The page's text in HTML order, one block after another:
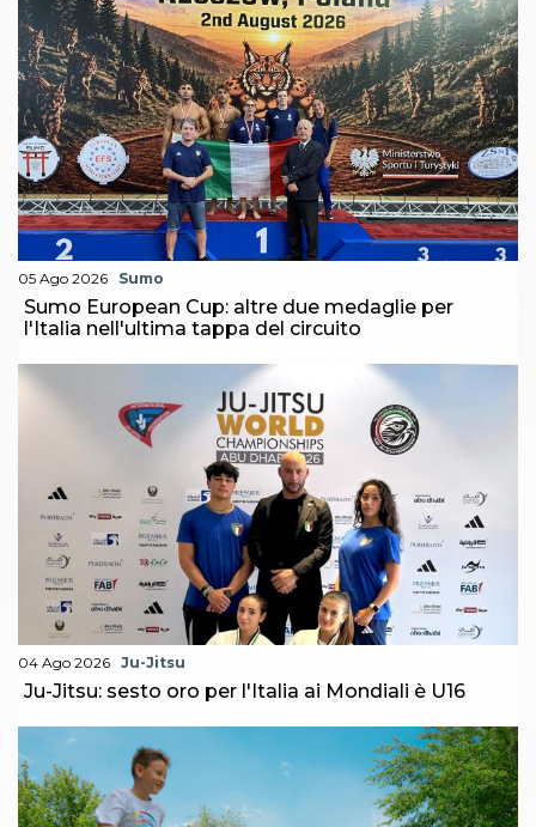
05 Ago 2026 Sumo
Sumo European Cup: altre due medaglie per
l'Italia nell'ultima tappa del circuito
04 Ago 2026 Ju-Jitsu
Ju-Jitsu: sesto oro per l'Italia ai Mondiali è U16